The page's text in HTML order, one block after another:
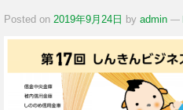
Posted on 2019年9月24日 by admin —